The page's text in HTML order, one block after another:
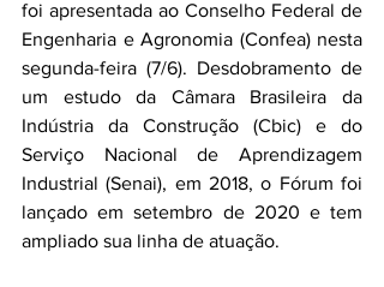
foi apresentada ao Conselho Federal de
Engenharia e Agronomia (Confea) nesta
segunda-feira (7/6). Desdobramento de
um estudo da Câmara Brasileira da
Indústria da Construção (Cbic) e do
Serviço Nacional de Aprendizagem
Industrial (Senai), em 2018, o Fórum foi
lançado em setembro de 2020 e tem
ampliado sua linha de atuação.